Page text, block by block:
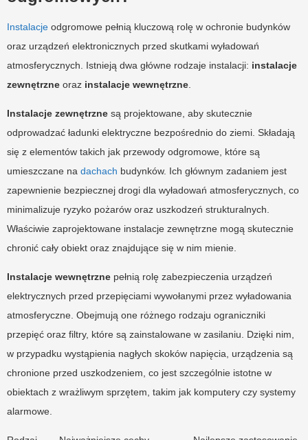
Instalacje odgromowe pełnią kluczową rolę w ochronie budynków
oraz urządzeń elektronicznych przed skutkami wyładowań
atmosferycznych. Istnieją dwa główne rodzaje instalacji: instalacje
zewnętrzne oraz instalacje wewnętrzne
Instalacje zewnętrzne są projektowane, aby skutecznie
odprowadzać ładunki elektryczne bezpośrednio do ziemi. Składają
się z elementów takich jak przewody odgromowe, które są
umieszczane na dachach budynków. Ich głównym zadaniem jest
zapewnienie bezpiecznej drogi dla wyładowań atmosferycznych, co
minimalizuje ryzyko pożarów oraz uszkodzeń strukturalnych.
Właściwie zaprojektowane instalacje zewnętrzne mogą skutecznie
chronić cały obiekt oraz znajdujące się w nim mienie.
Instalacje wewnętrzne pełnią rolę zabezpieczenia urządzeń
elektrycznych przed przepięciami wywołanymi przez wyładowania
atmosferyczne. Obejmują one różnego rodzaju ograniczniki
przepięć oraz filtry, które są zainstalowane w zasilaniu. Dzięki nim,
w przypadku wystąpienia nagłych skoków napięcia, urządzenia są
chronione przed uszkodzeniem, co jest szczególnie istotne w
obiektach z wrażliwym sprzętem, takim jak komputery czy systemy
alarmowe.